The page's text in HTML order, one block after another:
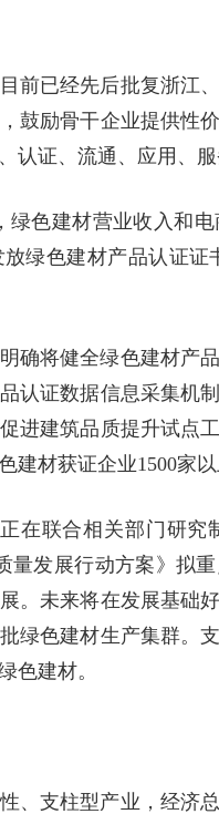
前已经先后批复浙江
鼓励骨干企业提供性
认证、流通、应用、服
绿色建材营业收入和
绿色建材产品认证证
确将健全绿色建材产
认证数据信息采集机
进建筑品质提升试点
建材获证企业1500家
在联合相关部门研
量发展行动方案》拟
。未来将在发展基础
绿色建材生产集群。
色建材。
、支柱型产业，经济